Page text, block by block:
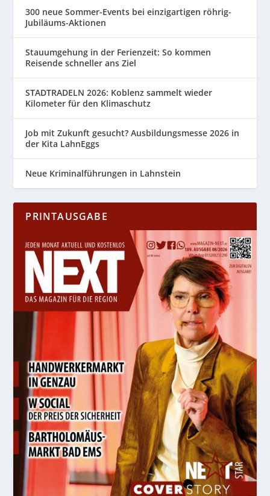
300 neue Sommer-Events bei einzigartigen röhrig-
Jubiläums-Aktionen
Stauumgehung in der Ferienzeit: So kommen
Reisende schneller ans Ziel
STADTRADELN 2026: Koblenz sammelt wieder
Kilometer für den Klimaschutz
Job mit Zukunft gesucht? Ausbildungsmesse 2026 in
der Kita LahnEggs
Neue Kriminalführungen in Lahnstein
PRINTAUSGABE